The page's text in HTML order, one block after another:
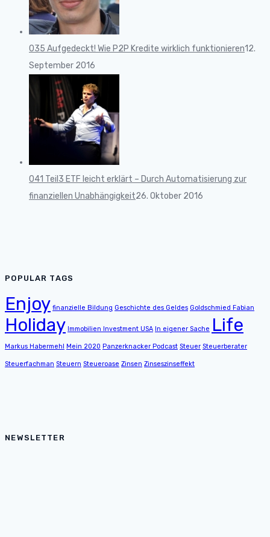
035 Aufgedeckt! Wie P2P Kredite wirklich funktionieren12.
September 2016
041 Teil3 ETF leicht erklärt – Durch Automatisierung zur
finanziellen Unabhängigkeit26. Oktober 2016
POPULAR TAGS
Enjoy finanzielle Bildung Geschichte des Geldes Goldschmied Fabian
Holiday Immobilien Investment USA In eigener Sache Life
Markus Habermehl Mein 2020 Panzerknacker Podcast Steuer Steuerberater
Steuerfachman Steuern Steueroase Zinsen Zinseszinseffekt
NEWSLETTER